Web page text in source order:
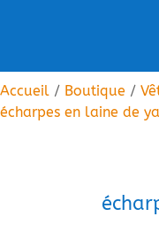
Accueil / Boutique /
écharpes en laine de